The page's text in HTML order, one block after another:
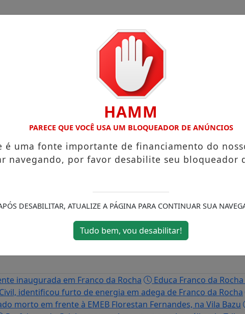
inaugurada em Franco da Rocha
Educa Franco da
identificou furto de energia em adega de Franco da Rocha
morto em frente à EMEB Florestan Fernandes, na Vila Bazu
HAMM
PARECE QUE VOCÊ USA UM BLOQUEADOR DE ANÚNCIOS
é uma fonte importante de financiamento do
navegando, por favor desabilite seu bloqueador
DESABILITAR, ATUALIZE A PÁGINA PARA CONTINUAR SUA
Tudo bem, vou desabilitar!